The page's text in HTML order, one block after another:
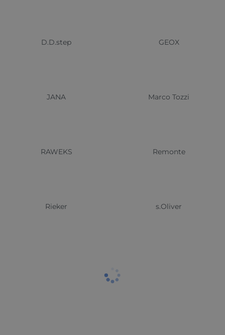
D.D.step GEOX
JANA Marco Tozzi
RAWEKS Remonte
Rieker s.Oliver